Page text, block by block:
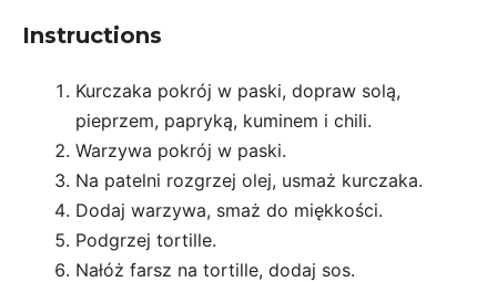
Instructions
Kurczaka pokrój w paski, dopraw solą,
pieprzem, papryką, kuminem i chili.
Warzywa pokrój w paski.
Na patelni rozgrzej olej, usmaż kurczaka.
Dodaj warzywa, smaż do miękkości.
Podgrzej tortille.
Nałóż farsz na tortille, dodaj sos.